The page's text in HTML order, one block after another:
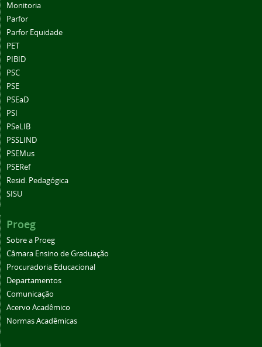
Monitoria
Parfor
Parfor Equidade
PET
PIBID
PSC
PSE
PSEaD
PSI
PSeLIB
PSSLIND
PSEMus
PSERef
Resid. Pedagógica
SISU
Proeg
Sobre a Proeg
Câmara Ensino de Graduação
Procuradoria Educacional
Departamentos
Comunicação
Acervo Acadêmico
Normas Acadêmicas